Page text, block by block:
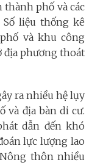
phố và các
liệu thống kê
và khu công
địa phương thoát
ra nhiều hệ lụy
và địa bàn di cư.
dẫn đến khó
lực lượng lao
thôn nhiều